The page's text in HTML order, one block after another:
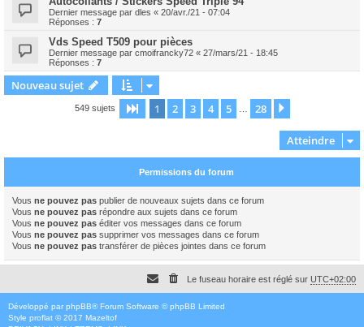
Dernier message par dles « 20/avr./21 - 07:04
Réponses : 7
Vds Speed T509 pour pièces
Dernier message par cmoifrancky72 « 27/mars/21 - 18:45
Réponses : 7
Nouveau sujet
549 sujets Page 1sur28
1 2 3 4 5 28
Atteindre
Permissions du forum
Vous ne pouvez pas publier de nouveaux sujets dans ce forum
Vous ne pouvez pas répondre aux sujets dans ce forum
Vous ne pouvez pas éditer vos messages dans ce forum
Vous ne pouvez pas supprimer vos messages dans ce forum
Vous ne pouvez pas transférer de pièces jointes dans ce forum
Le fuseau horaire est réglé sur UTC+02:00
Développé par phpBB® Forum Software © phpBB Limited
Style proflat © 2017 Mazeltof